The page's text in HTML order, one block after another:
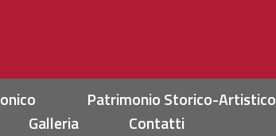
Patrimonio Storico-Artistico
Galleria Contatti